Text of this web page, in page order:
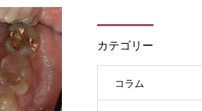
カテゴリー
コラム